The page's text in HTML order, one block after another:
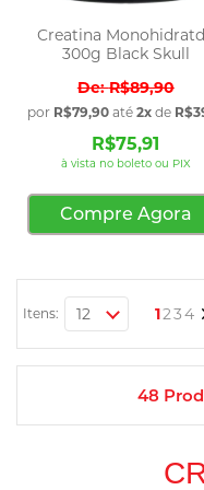
Creatina
300g Black Skull
R$89,90
por R$79,90 até 2x de
R$75,91
à vista no boleto ou PIX
Compre Agora
Itens: Você
1234
48